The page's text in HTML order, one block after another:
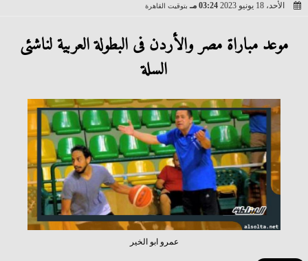
الأحد، 18 يونيو 2023
03:24 مـ بتوقيت القاهرة
موعد مباراة مصر والأردن فى البطولة العربية لناشئى
السلة
عمرو ابو الخير